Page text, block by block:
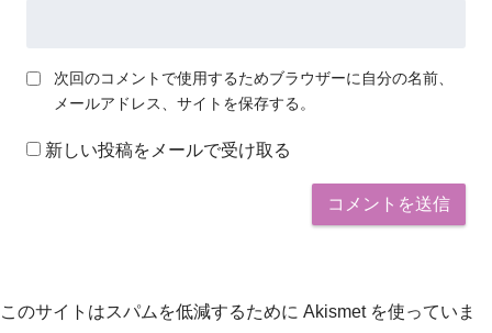
次回のコメントで使用するためブラウザーに自分の名前、
メールアドレス、サイトを保存する。
新しい投稿をメールで受け取る
このサイトはスパムを低減するために Akismet を使っていま